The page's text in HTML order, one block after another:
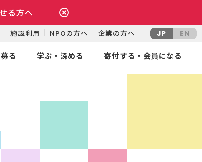
る方へ
施設利用 NPOの方へ 企業の方へ JP EN
る 学ぶ・深める 寄付する・会員になる